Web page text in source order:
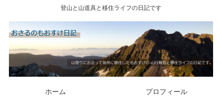
登山と山道具と移住ライフの日記です
ホーム プロフィール